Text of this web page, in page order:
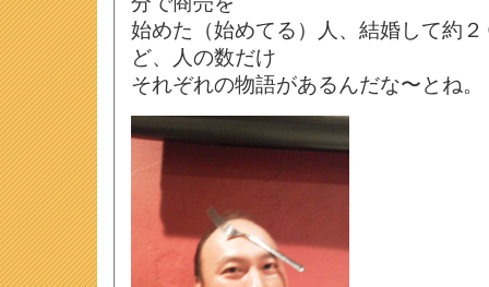
始めた（始めてる）人、結婚して約
ど、人の数だけ
それぞれの物語があるんだな〜とね。